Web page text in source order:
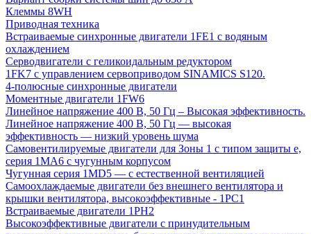
Клеммы 8WH
Приводная техника
Встраиваемые синхронные двигатели 1FE1 с водяным
охлаждением
Серводвигатели с геликоидальным редуктором
1FK7 с управлением сервоприводом SINAMICS S120.
4-полюсные синхронные двигатели
Моментные двигатели 1FW6
Линейное напряжение 400 В, 50 Гц – Высокая эффективность.
Линейное напряжение 400 В, 50 Гц — высокая
эффективность — низкий уровень шума
Самовентилируемые двигатели для Зоны 1 с типом защиты e,
серия 1MA6 с чугунным корпусом
Чугунная серия 1MD5 — с естественной вентиляцией
Самоохлаждаемые двигатели без внешнего вентилятора и
крышки вентилятора, высокоэффективные - 1PC1
Встраиваемые двигатели 1PH2
Высокоэффективные двигатели с принудительным